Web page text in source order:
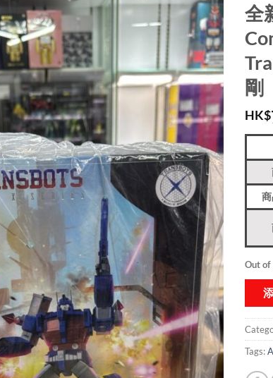
全
剛
HK$
Out of
Tags: